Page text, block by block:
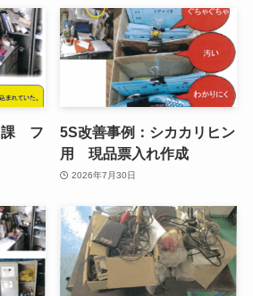
課 フ
5S改善事例：シカカリヒン
用 現品票入れ作成
2026年7月30日